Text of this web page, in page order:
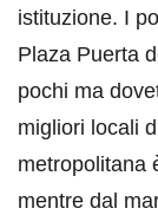
istituzione. I
Plaza Puerta
pochi ma
migliori locali
metropolitana
mentre dal